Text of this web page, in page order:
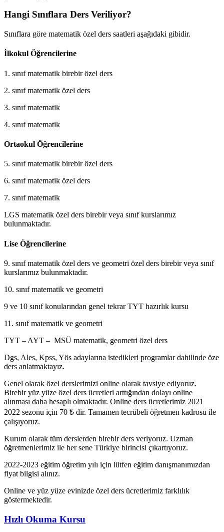
Hangi Sınıflara Ders Veriliyor?
Sınıflara göre matematik özel ders saatleri aşağıdaki gibidir.
İlkokul Öğrencilerine
1. sınıf matematik birebir özel ders
2. sınıf matematik özel ders
3. sınıf matematik
4. sınıf matematik
Ortaokul Öğrencilerine
5. sınıf matematik birebir özel ders
6. sınıf matematik özel ders
7. sınıf matematik
LGS matematik özel ders birebir veya sınıf kurslarımız
bulunmaktadır.
Lise Öğrencilerine
9. sınıf matematik özel ders ve geometri özel ders birebir veya sınıf
kurslarımız bulunmaktadır.
10. sınıf matematik ve geometri
9 ve 10 sınıf konularından genel tekrar TYT hazırlık kursu
11. sınıf matematik ve geometri
TYT – AYT – MSÜ matematik, geometri özel ders
Dgs, Ales, Kpss, Yös adaylarına istedikleri programlar dahilinde öze
ders anlatmaktayız.
Genel olarak özel derslerimizi online olarak tavsiye ediyoruz.
Birebir yüz yüze özel ders ücretleri arttığından dolayı online
alınması daha hesaplı olmaktadır. Online ders ücretlerimiz 2021
2022 sezonu için 70 ₺ dir. Tamamen tecrübeli öğretmen kadrosu ile
çalışıyoruz.
Kurum olarak tüm derslerden birebir ders veriyoruz. Uzman
öğretmenlerimiz ile her sene Türkiye birincisi çıkartıyoruz.
2022-2023 eğitim öğretim yılı için lütfen eğitim danışmanımızdan
fiyat bilgisi alınız.
Online ve yüz yüze evinizde özel ders ücretlerimiz farklılık
göstermektedir.
Hızlı Okuma Kursu